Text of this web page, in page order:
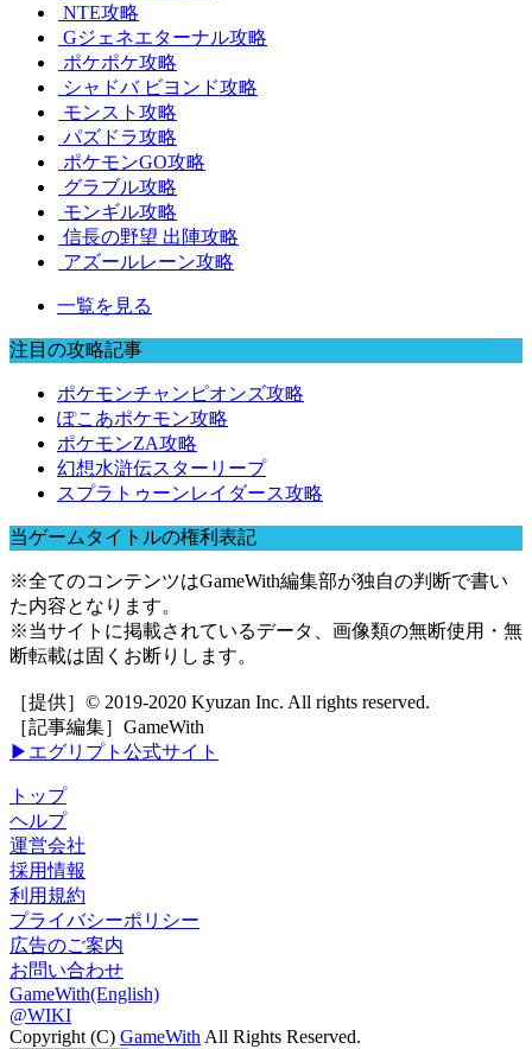
NTE攻略
Gジェネエターナル攻略
ポケポケ攻略
シャドバ ビヨンド攻略
モンスト攻略
パズドラ攻略
ポケモンGO攻略
グラブル攻略
モンギル攻略
信長の野望 出陣攻略
アズールレーン攻略
一覧を見る
注目の攻略記事
ポケモンチャンピオンズ攻略
ぽこあポケモン攻略
ポケモンZA攻略
幻想水滸伝スターリープ
スプラトゥーンレイダース攻略
当ゲームタイトルの権利表記
※全てのコンテンツはGameWith編集部が独自の判断で書い
た内容となります。
※当サイトに掲載されているデータ、画像類の無断使用・無
断転載は固くお断りします。
［提供］© 2019-2020 Kyuzan Inc. All rights reserved.
［記事編集］GameWith
▶エグリプト公式サイト
トップ
ヘルプ
運営会社
採用情報
利用規約
プライバシーポリシー
広告のご案内
お問い合わせ
GameWith(English)
@WIKI
Copyright (C) GameWith All Rights Reserved.